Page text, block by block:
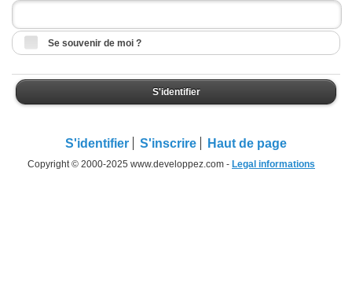
Se souvenir de moi ?
S'identifier
S'identifier S'inscrire Haut de page
Copyright © 2000-2025 www.developpez.com - Legal informations